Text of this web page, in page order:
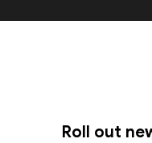
Roll out